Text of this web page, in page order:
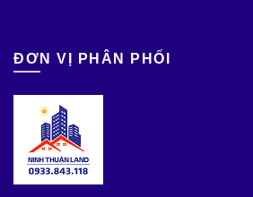
ĐƠN VỊ PHÂN PHỐI